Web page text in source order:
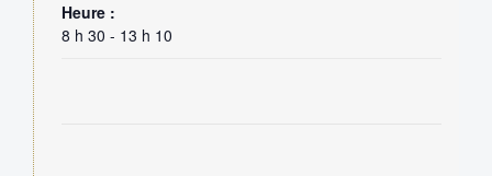
Heure :
8 h 30 - 13 h 10